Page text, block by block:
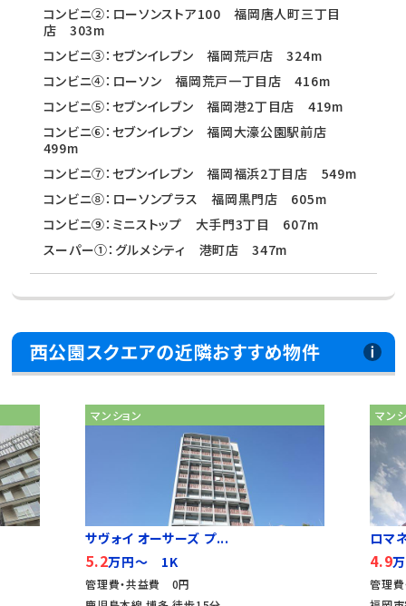
コンビニ②：ローソンストア100 福岡唐人町三丁目
店 303m
コンビニ③：セブンイレブン 福岡荒戸店 324m
コンビニ④：ローソン 福岡荒戸一丁目店 416m
コンビニ⑤：セブンイレブン 福岡港2丁目店 419m
コンビニ⑥：セブンイレブン 福岡大濠公園駅前店
499m
コンビニ⑦：セブンイレブン 福岡福浜2丁目店 549m
コンビニ⑧：ローソンプラス 福岡黒門店 605m
コンビニ⑨：ミニストップ 大手門3丁目 607m
スーパー①：グルメシティ 港町店 347m
西公園スクエアの近隣おすすめ物件
マンション
サヴォイ オーサーズ プ...
5.2万円～ 1K
管理費・共益費 0円
マン
ロマ
4.9
管理